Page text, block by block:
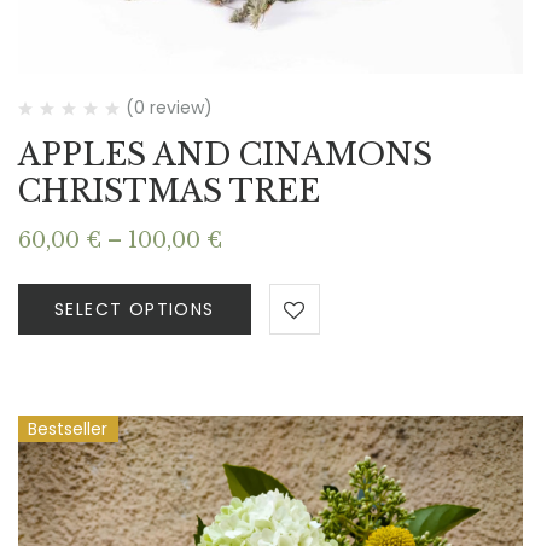
(0 review)
APPLES AND CINAMONS
CHRISTMAS TREE
60,00 € – 100,00 €
60,00 €
through
SELECT OPTIONS
Bestseller